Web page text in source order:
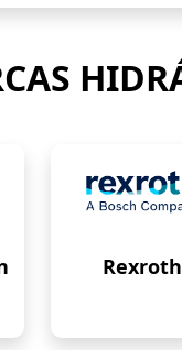
Rexroth